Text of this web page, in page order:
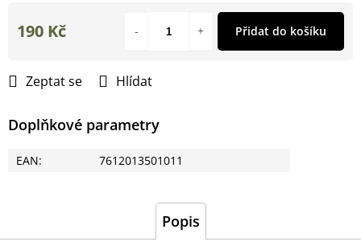
Zeptat se Hlídat
Doplňkové parametry
EAN: 7612013501011
190 Kč Přidat do košíku
Popis